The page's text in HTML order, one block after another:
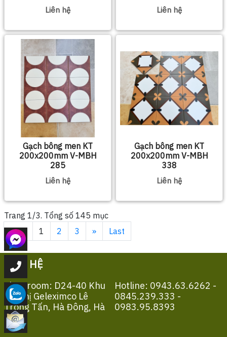
Liên hệ Liên hệ
Gạch bông men KT
200x200mm V-MBH
285
Liên hệ
Gạch bông men KT
200x200mm V-MBH
338
Liên hệ
Trang 1/3. Tổng số 145 mục
First
1 2 3 » Last
LIÊN HỆ
Showroom: D24-40 Khu
Đô Thị Geleximco Lê
Trọng Tấn, Hà Đông, Hà
Nội
Hotline: 0943.63.6262 -
0845.239.333 -
0983.95.8393